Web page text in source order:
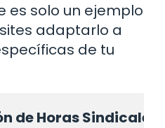
es solo un ejemplo
adaptarlo a
de tu
de Horas Sindicales